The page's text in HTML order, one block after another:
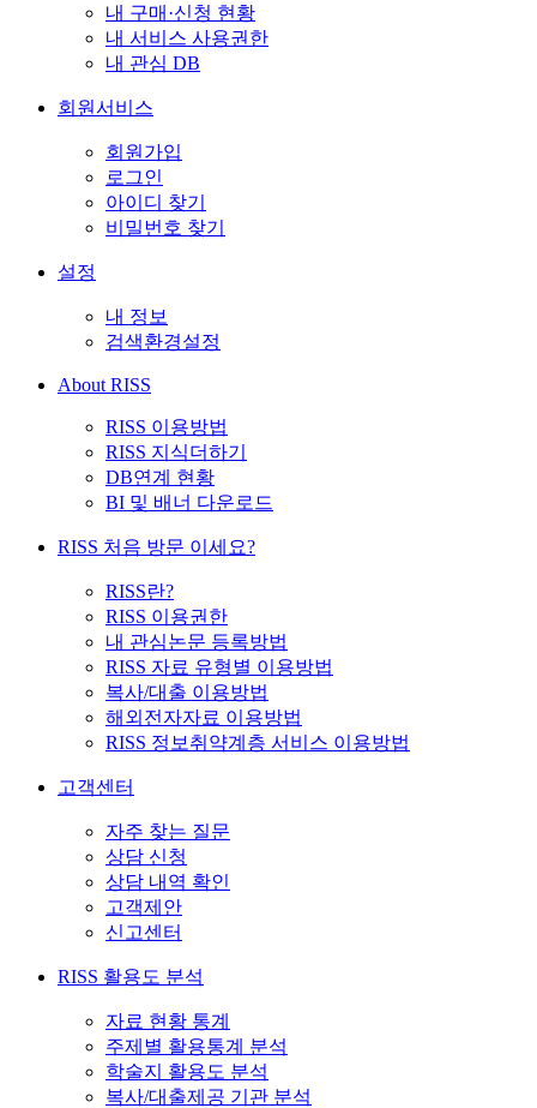
내 구매·신청 현황
내 서비스 사용권한
내 관심 DB
회원서비스
회원가입
로그인
아이디 찾기
비밀번호 찾기
설정
내 정보
검색환경설정
About RISS
RISS 이용방법
RISS 지식더하기
DB연계 현황
BI 및 배너 다운로드
RISS 처음 방문 이세요?
RISS란?
RISS 이용권한
내 관심논문 등록방법
RISS 자료 유형별 이용방법
복사/대출 이용방법
해외전자자료 이용방법
RISS 정보취약계층 서비스 이용방법
고객센터
자주 찾는 질문
상담 신청
상담 내역 확인
고객제안
신고센터
RISS 활용도 분석
자료 현황 통계
주제별 활용통계 분석
학술지 활용도 분석
복사/대출제공 기관 분석